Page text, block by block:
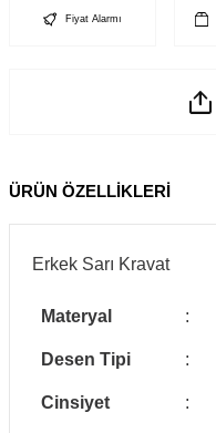
Fiyat Alarmı
ÜRÜN ÖZELLİKLERİ
Erkek Sarı Kravat
Materyal :
Desen Tipi :
Cinsiyet :